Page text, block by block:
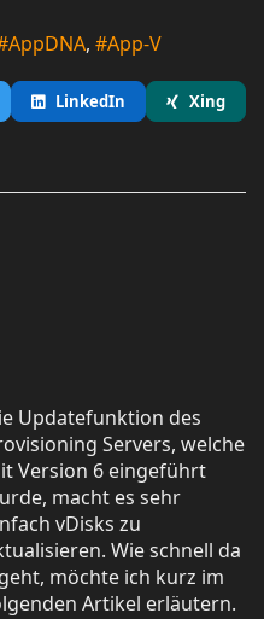
AppDNA App-V
LinkedIn
Xing
Updatefunktion des
Servers, welche
Version 6 eingeführt
macht es sehr
vDisks zu
Wie schnell da
möchte ich kurz im
Artikel erläutern.